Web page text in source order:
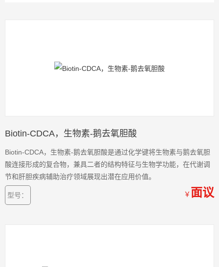
Biotin-CDCA，生物素-鹅去氧胆酸
Biotin-CDCA，生物素-鹅去氧胆酸是通过化学键将生物素与鹅去氧胆
酸连接形成的复合物，兼具二者的结构特征与生物学功能，在代谢调
节和肝胆疾病辅助治疗领域展现出潜在应用价值。
型号： ￥ 面议